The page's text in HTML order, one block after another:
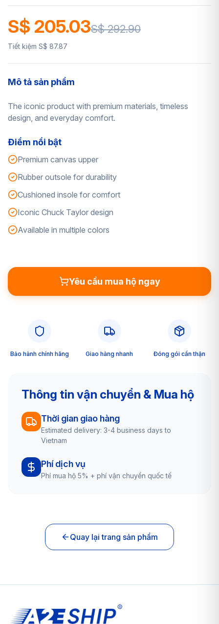
S$ 205.03S$ 292.90
Tiết kiệm S$ 87.87
Mô tả sản phẩm
The iconic product with premium materials, timeless
design, and everyday comfort.
Điểm nổi bật
Premium canvas upper
Rubber outsole for durability
Cushioned insole for comfort
Iconic Chuck Taylor design
Available in multiple colors
Yêu cầu mua hộ ngay
Bảo hành chính hãng Giao hàng nhanh Đóng gói cẩn thận
Thông tin vận chuyển & Mua hộ
Thời gian giao hàng
Estimated delivery: 3-4 business days to
Vietnam
Phí dịch vụ
Phí mua hộ 5% + phí vận chuyển quốc tế
Quay lại trang sản phẩm